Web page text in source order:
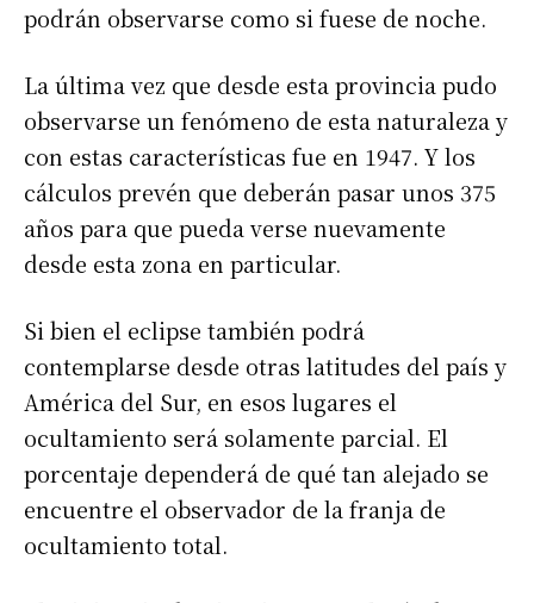
podrán observarse como si fuese de noche.
La última vez que desde esta provincia pudo
observarse un fenómeno de esta naturaleza y
con estas características fue en 1947. Y los
cálculos prevén que deberán pasar unos 375
años para que pueda verse nuevamente
desde esta zona en particular.
Si bien el eclipse también podrá
contemplarse desde otras latitudes del país y
América del Sur, en esos lugares el
ocultamiento será solamente parcial. El
porcentaje dependerá de qué tan alejado se
encuentre el observador de la franja de
ocultamiento total.